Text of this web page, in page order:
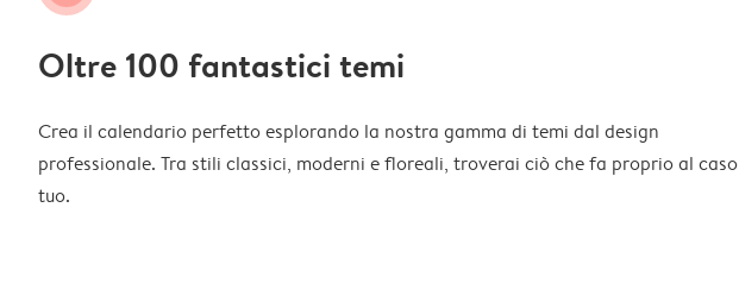
Oltre 100 fantastici temi
Crea il calendario perfetto esplorando la nostra gamma di temi dal design
professionale. Tra stili classici, moderni e floreali, troverai ciò che fa proprio al caso
tuo.